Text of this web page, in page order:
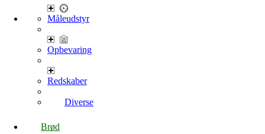
Måleudstyr
Opbevaring
Redskaber
Diverse
Brød